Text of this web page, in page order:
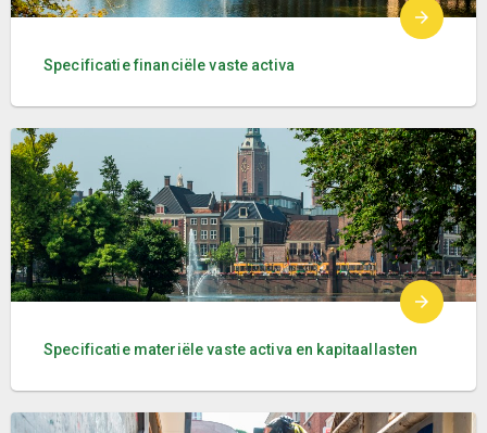
Specificatie financiële vaste activa
Specificatie materiële vaste activa en kapitaallasten